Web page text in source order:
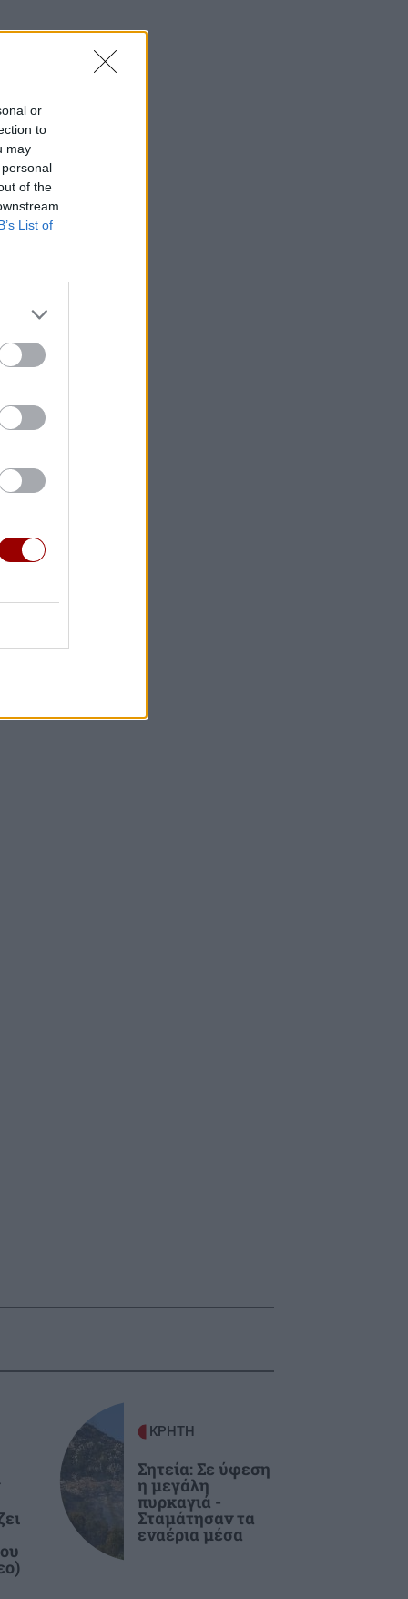
or
to
may
of the
List of
ΚΡΗΤΗ
Σητεία: Σε ύφεση
η μεγάλη
πυρκαγιά -
Σταμάτησαν τα
εναέρια μέσα